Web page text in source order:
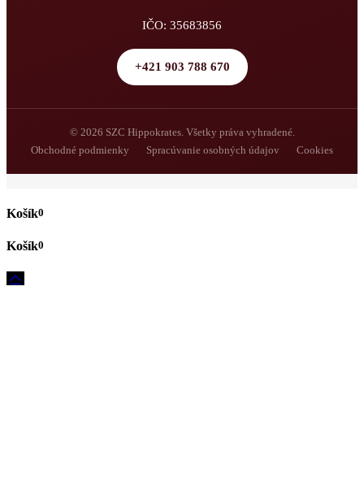
IČO: 35683856
+421 903 788 670
© 2026 SZC Hippokrates. Všetky práva vyhradené.
Obchodné podmienky
Spracúvanie osobných údajov Cookies
0
0